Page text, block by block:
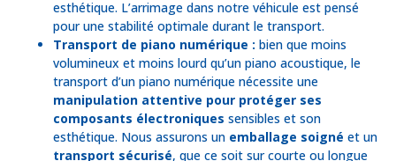
esthétique. L’arrimage dans notre véhicule est pensé
pour une stabilité optimale durant le transport.
Transport de piano numérique : bien que moins
volumineux et moins lourd qu’un piano acoustique, le
transport d’un piano numérique nécessite une
manipulation attentive pour protéger ses
composants électroniques sensibles et son
esthétique. Nous assurons un emballage soigné et un
transport sécurisé, que ce soit sur courte ou longue